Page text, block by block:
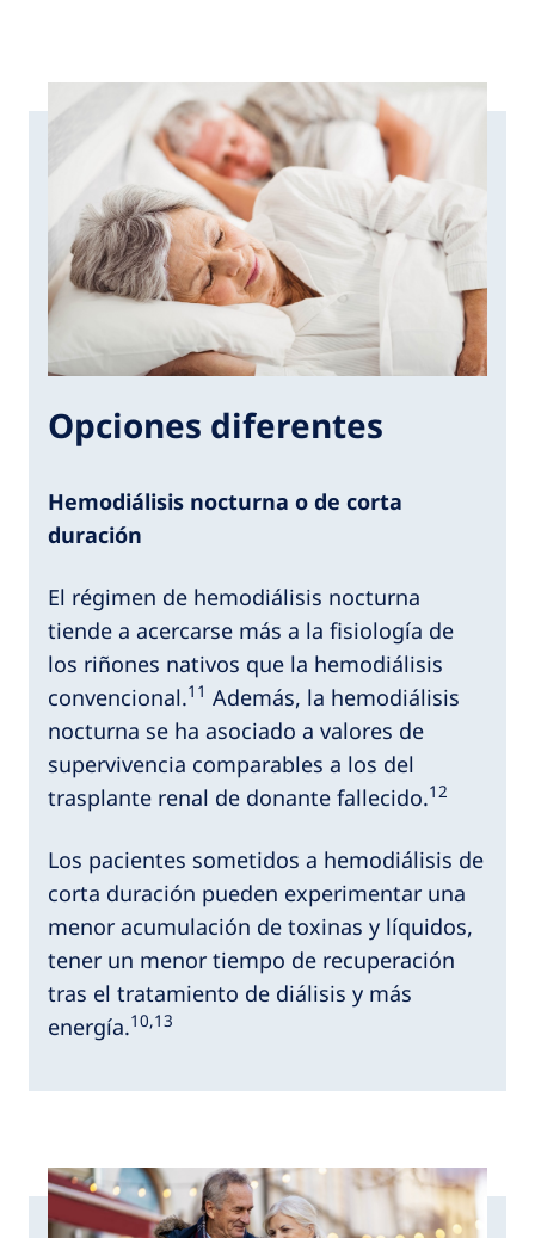
Opciones diferentes
Hemodiálisis nocturna o de corta
duración
El régimen de hemodiálisis nocturna
tiende a acercarse más a la fisiología de
los riñones nativos que la hemodiálisis
convencional.11 Además, la hemodiálisis
nocturna se ha asociado a valores de
supervivencia comparables a los del
trasplante renal de donante fallecido.12
Los pacientes sometidos a hemodiálisis de
corta duración pueden experimentar una
menor acumulación de toxinas y líquidos,
tener un menor tiempo de recuperación
tras el tratamiento de diálisis y más
energía.10,13